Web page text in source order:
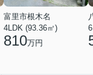
富里市根木名
4LDK (93.36㎡)
810万円